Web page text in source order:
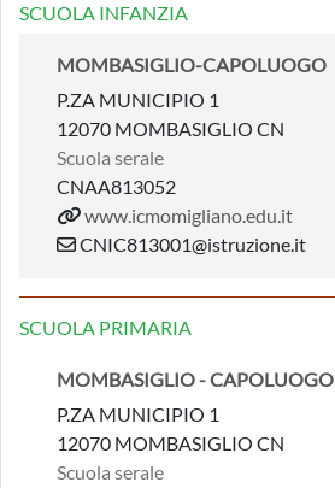
SCUOLA INFANZIA
MOMBASIGLIO-CAPOLUOGO
P.ZA MUNICIPIO 1
12070 MOMBASIGLIO CN
Scuola serale
CNAA813052
www.icmomigliano.edu.it
CNIC813001@istruzione.it
SCUOLA PRIMARIA
MOMBASIGLIO - CAPOLUOGO
P.ZA MUNICIPIO 1
12070 MOMBASIGLIO CN
Scuola serale